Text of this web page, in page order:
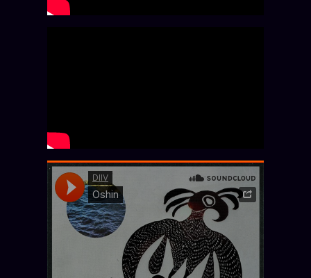
Manifeste pricing
BRAINS MODELS
GENERIC ARCHITECTS2018
Archives SMK26 TRANSM.
SMK Manifeste
Gossip Manifeste